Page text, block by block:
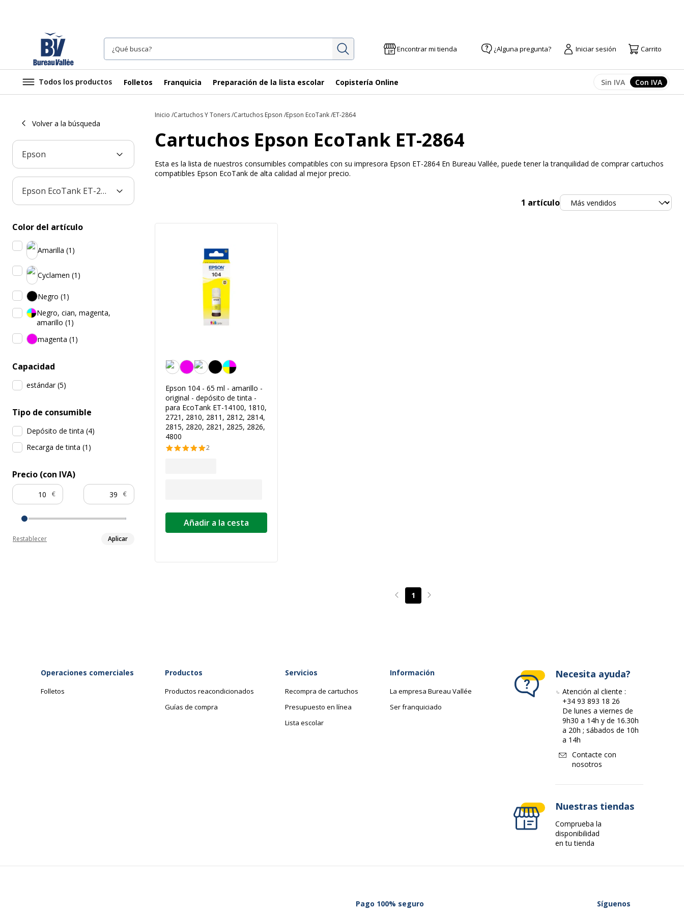
InvestigaciónEncontrar mi tienda ¿Alguna pregunta? Iniciar sesión Carrito
Todos los productos Folletos Franquicia Preparación de la lista escolar Copistería Online Afficher les prix
Sin IVA Afficher
Con IVA
Volver a la búsqueda
Epson
Epson EcoTank ET-2864
Color del artículo
Amarilla (1 )
Cyclamen (1 )
Negro (1 )
Negro, cian, magenta,
amarillo (1 )
magenta (1 )
Capacidad
estándar(5)
Tipo de consumible
Depósito de tinta (4)
Recarga de tinta (1 )
Precio (con IVA)
€ €
Restablecer Aplicar
Inicio Cartuchos Y Toners Cartuchos Epson Epson EcoTank ET-2864
Cartuchos Epson EcoTank ET-2864
Esta es la lista de nuestros consumibles compatibles con su impresora Epson ET-2864 En Bureau Vallée, puede tener la tranquilidad de comprar cartuchos
compatibles Epson EcoTank de alta calidad al mejor precio.
1 artículoOrdenar
Amarilla
Epson 104 - 65 ml - amarillo -
original - depósito de tinta -
para EcoTank ET-14100, 1810,
2721, 2810, 2811, 2812, 2814,
2815, 2820, 2821, 2825, 2826,
4800
2
Añadir a la cesta
Page précédente
1 Page suivante
Operaciones comerciales
Folletos
Productos
Productos reacondicionados
Guías de compra
Servicios
Recompra de cartuchos
Presupuesto en línea
Lista escolar
Información
La empresa Bureau Vallée
Ser franquiciado
Necesita ayuda?
Atención al cliente :
+34 93 893 18 26
De lunes a viernes de
9h30 a 14h y de 16.30h
a 20h ; sábados de 10h
a 14h
Contacte con
nosotros
Nuestras tiendas
Comprueba la
disponibilidad
en tu tienda
Pago 100% seguro Síguenos